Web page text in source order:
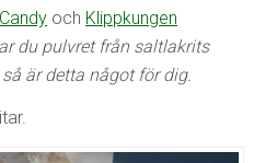
och Klippkungen
du pulvret från saltlakrits
är detta något för dig.